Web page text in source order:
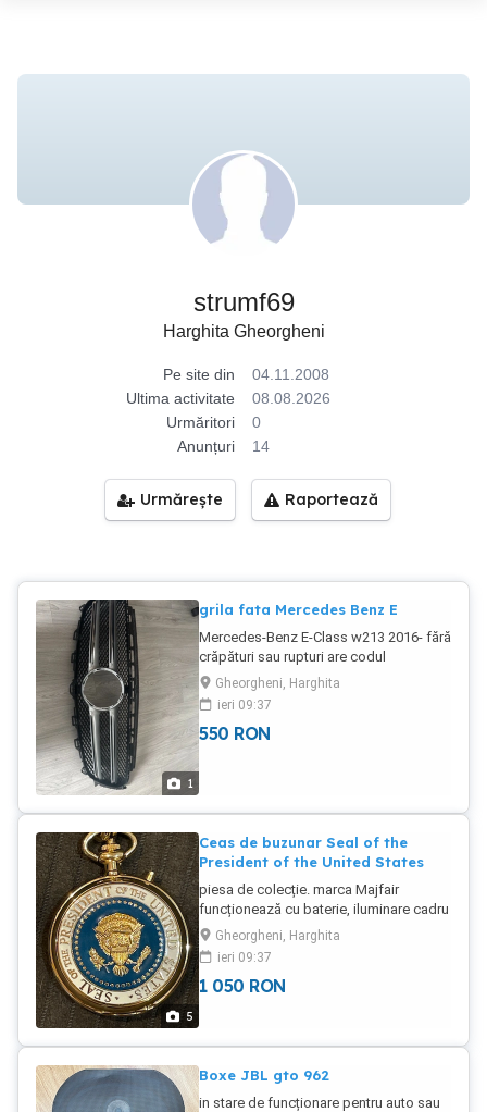
strumf69
Harghita Gheorgheni
Pe site din
04.11.2008
Ultima activitate
08.08.2026
Urmăritori
0
Anunțuri
14
Urmărește Raportează
1
grila fata Mercedes Benz E
Mercedes-Benz E-Class w213 2016- fără
crăpături sau rupturi are codul
A2138880123 R17932.
Gheorgheni, Harghita
ieri 09:37
550 RON
5
Ceas de buzunar Seal of the
President of the United States
piesa de colecție. marca Majfair
funcționează cu baterie, iluminare cadru
fara crapaturi sau fisuri
Gheorgheni, Harghita
ieri 09:37
1 050 RON
Boxe JBL gto 962
in stare de funcționare pentru auto sau